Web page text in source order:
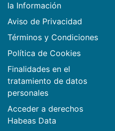
la Información
Aviso de Privacidad
Términos y Condiciones
Política de Cookies
Finalidades en el
tratamiento de datos
personales
Acceder a derechos
Habeas Data